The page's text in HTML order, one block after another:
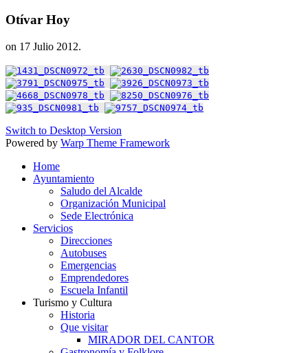
Otívar Hoy
on 17 Julio 2012.
Switch to Desktop Version
Powered by Warp Theme Framework
Home
Ayuntamiento
Saludo del Alcalde
Organización Municipal
Sede Electrónica
Servicios
Direcciones
Autobuses
Emergencias
Emprendedores
Escuela Infantil
Turismo y Cultura
Historia
Que visitar
MIRADOR DEL CANTOR